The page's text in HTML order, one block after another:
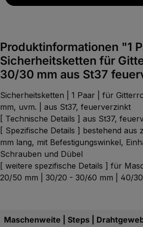
Produktinformationen "1
Sicherheitsketten für
30/30 mm aus St37
Sicherheitsketten | 1 Paar | für
mm, uvm. | aus St37, feuerverzinkt
[ Technische Details ] aus St37,
[ Spezifische Details ] bestehend aus
mm lang, mit Befestigungswinkel,
Schrauben und Dübel
[ weitere spezifische Details ] für
20/50 mm | 30/20 - 30/60 mm | 40/
Maschenweite | Steps |